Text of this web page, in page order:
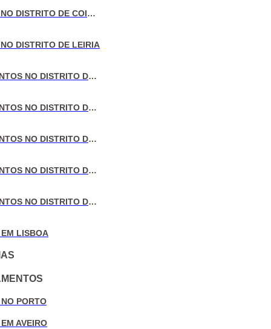
VENDA DE MORADIAS NO DISTRITO DE COIMBRA
DISTRITO DE LEIRIA
VENDA DE APARTAMENTOS NO DISTRITO DE LISBOA
VENDA DE APARTAMENTOS NO DISTRITO DO PORTO
VENDA DE APARTAMENTOS NO DISTRITO DE AVEIRO
VENDA DE APARTAMENTOS NO DISTRITO DE COIMBRA
VENDA DE APARTAMENTOS NO DISTRITO DE LEIRIA
LISBOA
PORTO
AVEIRO